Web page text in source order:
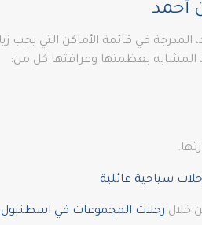
في قائمة الأماكن التي يجب
المشابه بعظمتها وعراقتها كل من:
سياحية عائلية
خلال رحلات المجموعات في اسطنبول